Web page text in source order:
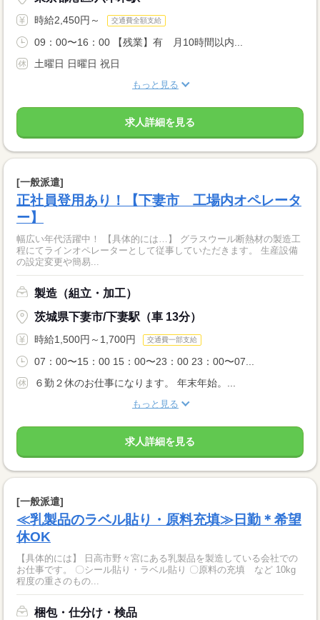
時給2,450円～ 交通費全額支給
09：00〜16：00 【残業】有 月10時間以内...
土曜日 日曜日 祝日
もっと見る
求人詳細を見る
[一般派遣]
正社員登用あり！【下妻市 工場内オペレータ
ー】
幅広い年代活躍中！ 【具体的には…】 グラスウール断熱材の製造工
程にてラインオペレーターとして従事していただきます。 生産設備
の設定変更や簡易...
製造（組立・加工）
茨城県下妻市/下妻駅（車 13分）
時給1,500円～1,700円 交通費一部支給
07：00〜15：00 15：00〜23：00 23：00〜07...
６勤２休のお仕事になります。 年末年始。...
もっと見る
求人詳細を見る
[一般派遣]
≪乳製品のラベル貼り・原料充填≫日勤＊希望
休OK
【具体的には】 日高市野々宮にある乳製品を製造している会社での
お仕事です。 〇シール貼り・ラベル貼り 〇原料の充填 など 10kg
程度の重さのもの...
梱包・仕分け・検品